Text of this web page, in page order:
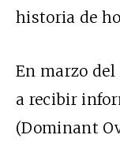
historia de
En marzo del
a recibir
(Dominant